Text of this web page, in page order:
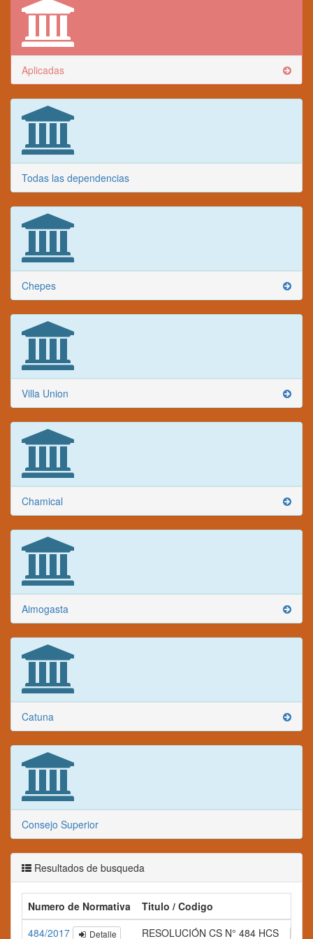
Aplicadas
Todas las dependencias
Chepes
Villa Union
Chamical
Aimogasta
Catuna
Consejo Superior
Resultados de busqueda
Numero de Normativa Titulo / Codigo
484/2017
Detalle RESOLUCIÓN CS N° 484 HCS